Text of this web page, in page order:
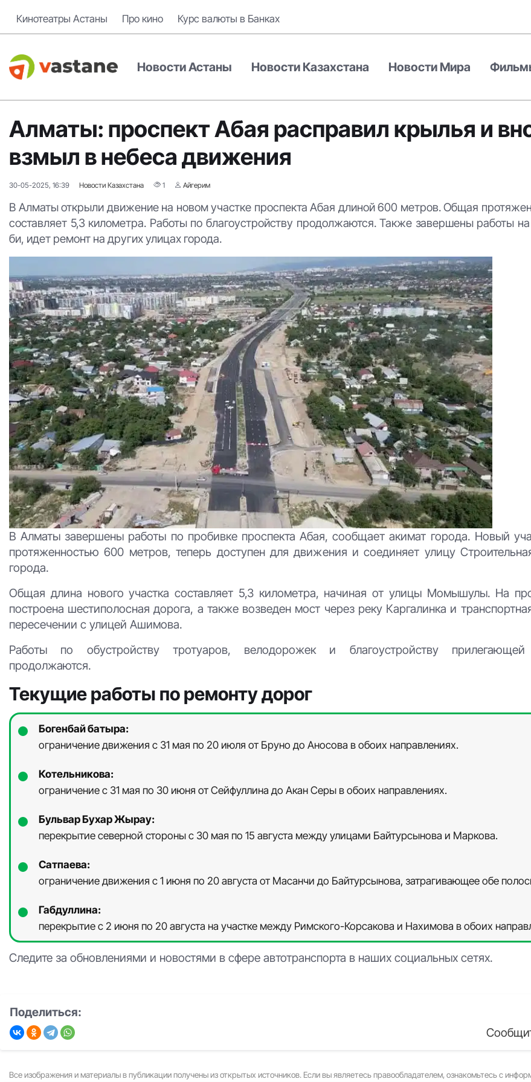
Кинотеатры Астаны Про кино Курс валюты в Банках
Новости Астаны Новости Казахстана Новости Мира
Алматы: проспект Абая расправил крылья и
взмыл в небеса движения
30-05-2025, 16:39 Новости Казахстана 1 Айгерим
В Алматы открыли движение на новом участке проспекта Абая длиной 600 метров. Общая
составляет 5,3 километра. Работы по благоустройству продолжаются. Также завершены работы
би, идет ремонт на других улицах города.
В Алматы завершены работы по пробивке проспекта Абая, сообщает акимат города. Новый
протяженностью 600 метров, теперь доступен для движения и соединяет улицу
города.
Общая длина нового участка составляет 5,3 километра, начиная от улицы Момышулы. На
построена шестиполосная дорога, а также возведен мост через реку Каргалинка и
пересечении с улицей Ашимова.
Работы по обустройству тротуаров, велодорожек и благоустройству прилегающей
продолжаются.
Текущие работы по ремонту дорог
Богенбай батыра:
ограничение движения с 31 мая по 20 июля от Бруно до Аносова в обоих направлениях.
Котельникова:
ограничение с 31 мая по 30 июня от Сейфуллина до Акан Серы в обоих направлениях.
Бульвар Бухар Жырау:
перекрытие северной стороны с 30 мая по 15 августа между улицами Байтурсынова и Маркова.
Сатпаева:
ограничение движения с 1 июня по 20 августа от Масанчи до Байтурсынова, затрагивающее обе
Габдуллина:
перекрытие с 2 июня по 20 августа на участке между Римского-Корсакова и Нахимова в обоих
Следите за обновлениями и новостями в сфере автотранспорта в наших социальных сетях.
Поделиться:
Все изображения и материалы в публикации получены из открытых источников. Если вы являетесь правообладателем, ознакомьтесь с